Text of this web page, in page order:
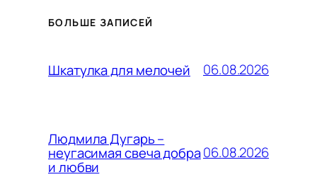
БОЛЬШЕ ЗАПИСЕЙ
Шкатулка для мелочей 06.08.2026
Людмила Дугарь –
неугасимая свеча добра
и любви
06.08.2026